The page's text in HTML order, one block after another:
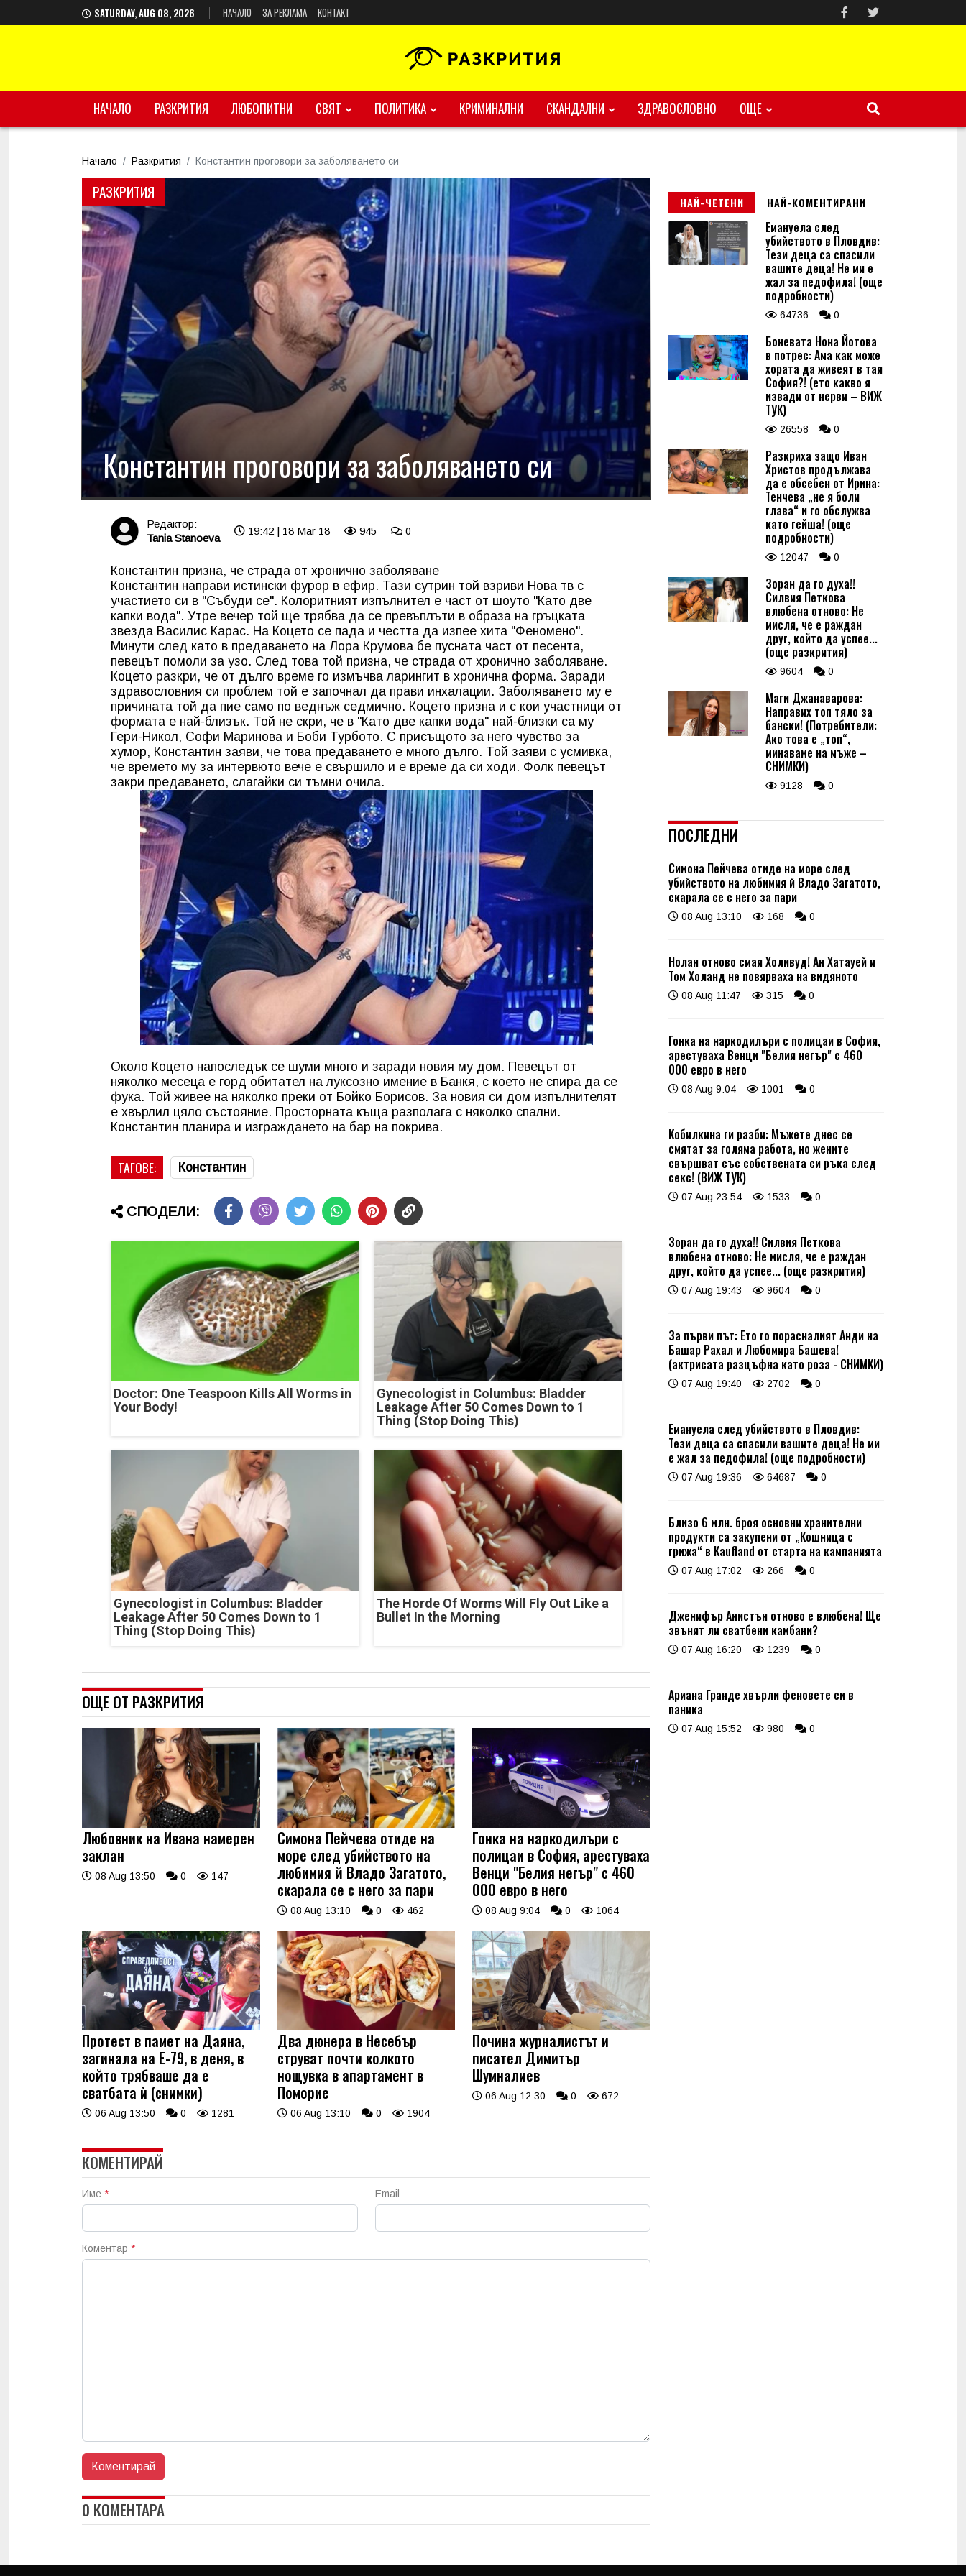
SATURDAY, AUG 08, 2026 НАЧАЛО ЗА РЕКЛАМА КОНТАКТ
НАЧАЛО РАЗКРИТИЯ ЛЮБОПИТНИ СВЯТ ПОЛИТИКА КРИМИНАЛНИ СКАНДАЛНИ ЗДРАВОСЛОВНО ОЩЕ
Начало Разкрития Константин проговори за заболяването си
РАЗКРИТИЯ
Константин проговори за заболяването си
Редактор:
Tania Stanoeva
19:42 | 18 Mar 18 945 0
Константин призна, че страда от хронично заболяване
Константин направи истински фурор в ефир. Тази сутрин той взриви Нова тв с
участието си в "Събуди се". Колоритният изпълнител е част от шоуто "Като две
капки вода". Утре вечер той ще трябва да се превъплъти в образа на гръцката
звезда Василис Карас. На Коцето се пада и честта да изпее хита "Феномено".
Минути след като в предаването на Лора Крумова бе пусната част от песента,
певецът помоли за узо. След това той призна, че страда от хронично заболяване.
Коцето разкри, че от дълго време го измъчва ларингит в хронична форма. Заради
здравословния си проблем той е започнал да прави инхалации. Заболяването му е
причината той да пие само по веднъж седмично. Коцето призна и с кои участници от
формата е най-близък. Той не скри, че в "Като две капки вода" най-близки са му
Гери-Никол, Софи Маринова и Боби Турбото. С присъщото за него чувство за
хумор, Константин заяви, че това предаването е много дълго. Той заяви с усмивка,
че времето му за интервюто вече е свършило и е време да си ходи. Фолк певецът
закри предаването, слагайки си тъмни очила.
Около Коцето напоследък се шуми много и заради новия му дом. Певецът от
няколко месеца е горд обитател на луксозно имение в Банкя, с което не спира да се
фука. Той живее на няколко преки от Бойко Борисов. За новия си дом изпълнителят
е хвърлил цяло състояние. Просторната къща разполага с няколко спални.
Константин планира и изграждането на бар на покрива.
ТАГОВЕ: Константин
СПОДЕЛИ:
Doctor: One Teaspoon Kills All Worms in
Your Body!
Gynecologist in Columbus: Bladder
Leakage After 50 Comes Down to 1
Thing (Stop Doing This)
Gynecologist in Columbus: Bladder
Leakage After 50 Comes Down to 1
Thing (Stop Doing This)
The Horde Of Worms Will Fly Out Like a
Bullet In the Morning
ОЩЕ ОТ РАЗКРИТИЯ
Любовник на Ивана намерен
заклан
08 Aug 13:50 0 147
Симона Пейчева отиде на
море след убийството на
любимия й Владо Загатото,
скарала се с него за пари
08 Aug 13:10 0 462
Гонка на наркодилъри с
полицаи в София, арестуваха
Венци "Белия негър" с 460
000 евро в него
08 Aug 9:04 0 1064
Протест в памет на Даяна,
загинала на Е-79, в деня, в
който трябваше да е
сватбата ѝ (снимки)
06 Aug 13:50 0 1281
Два дюнера в Несебър
струват почти колкото
нощувка в апартамент в
Поморие
06 Aug 13:10 0 1904
Почина журналистът и
писател Димитър
Шумналиев
06 Aug 12:30 0 672
КОМЕНТИРАЙ
Име * Email
Коментар *
0 КОМЕНТАРА
НАЙ-ЧЕТЕНИ НАЙ-КОМЕНТИРАНИ
Емануела след
убийството в Пловдив:
Тези деца са спасили
вашите деца! Не ми е
жал за педофила! (още
подробности)
64736 0
Боневата Нона Йотова
в потрес: Ама как може
хората да живеят в тая
София?! (ето какво я
извади от нерви – ВИЖ
ТУК)
26558 0
Разкриха защо Иван
Христов продължава
да е обсебен от Ирина:
Тенчева „не я боли
глава“ и го обслужва
като гейша! (още
подробности)
12047 0
Зоран да го духа!!
Силвия Петкова
влюбена отново: Не
мисля, че е раждан
друг, който да успее...
(още разкрития)
9604 0
Маги Джанаварова:
Направих топ тяло за
бански! (Потребители:
Ако това е „топ“,
минаваме на мъже –
СНИМКИ)
9128 0
ПОСЛЕДНИ
Симона Пейчева отиде на море след
убийството на любимия й Владо Загатото,
скарала се с него за пари
08 Aug 13:10 168 0
Нолан отново смая Холивуд! Ан Хатауей и
Том Холанд не повярваха на видяното
08 Aug 11:47 315 0
Гонка на наркодилъри с полицаи в София,
арестуваха Венци "Белия негър" с 460
000 евро в него
08 Aug 9:04 1001 0
Кобилкина ги разби: Мъжете днес се
смятат за голяма работа, но жените
свършват със собствената си ръка след
секс! (ВИЖ ТУК)
07 Aug 23:54 1533 0
Зоран да го духа!! Силвия Петкова
влюбена отново: Не мисля, че е раждан
друг, който да успее... (още разкрития)
07 Aug 19:43 9604 0
За първи път: Ето го порасналият Анди на
Башар Рахал и Любомира Башева!
(актрисата разцъфна като роза - СНИМКИ)
07 Aug 19:40 2702 0
Емануела след убийството в Пловдив:
Тези деца са спасили вашите деца! Не ми
е жал за педофила! (още подробности)
07 Aug 19:36 64687 0
Близо 6 млн. броя основни хранителни
продукти са закупени от „Кошница с
грижа“ в Kaufland от старта на кампанията
07 Aug 17:02 266 0
Дженифър Анистън отново е влюбена! Ще
звънят ли сватбени камбани?
07 Aug 16:20 1239 0
Ариана Гранде хвърли феновете си в
паника
07 Aug 15:52 980 0